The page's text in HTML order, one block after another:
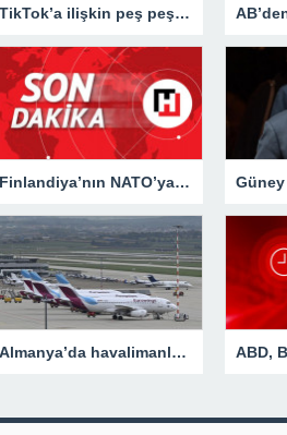
TikTok’a ilişkin peş peşe iki kritik karar daha! Tüm elektronik cihazlarda yasaklandı…
Finlandiya’nın NATO’ya üyeliği için yeni gelişme
Almanya’da havalimanlarındaki uyarı grevleri bazı uçuşlarda gecikmelere neden oluyor